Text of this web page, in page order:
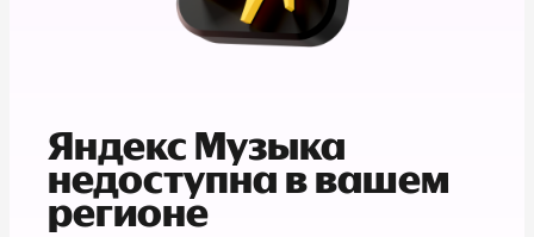
Яндекс Музыка
недоступна в вашем
регионе